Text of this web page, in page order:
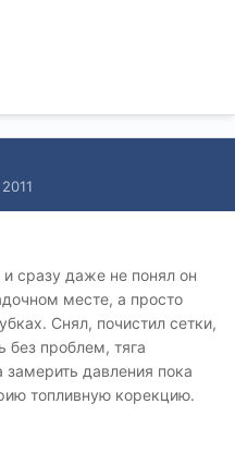
сразу даже не понял он
месте, а просто
Снял, почистил сетки,
без проблем, тяга
давления пока
топливную корекцию.